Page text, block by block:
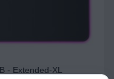
- Extended-XL